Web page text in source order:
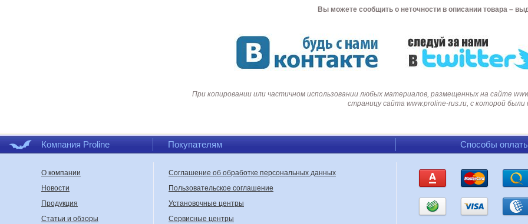
Вы можете сообщить о неточности в описании товара –
При копировании или частичном использовании любых материалов, размещенных на сайте
страницу сайта www.proline-rus.ru, с которой
Компания Proline Покупателям Способы
О компании
Новости
Продукция
Статьи и обзоры
Соглашение об обработке персональных данных
Пользовательское соглашение
Установочные центры
Сервисные центры